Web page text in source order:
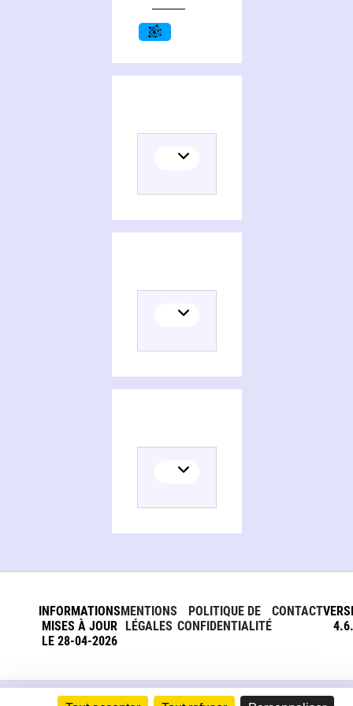
INFORMATIONS
MISES À JOUR
LE 28-04-2026
MENTIONS
LÉGALES
POLITIQUE DE
CONFIDENTIALITÉ
CONTACT